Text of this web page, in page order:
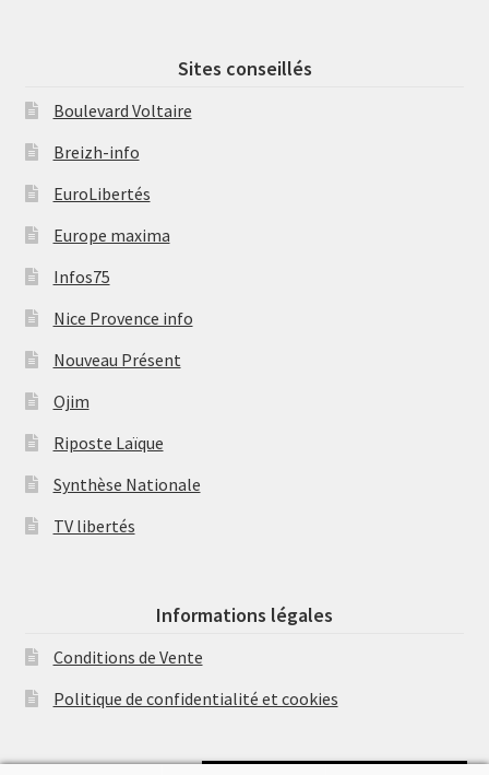
Sites conseillés
Boulevard Voltaire
Breizh-info
EuroLibertés
Europe maxima
Infos75
Nice Provence info
Nouveau Présent
Ojim
Riposte Laïque
Synthèse Nationale
TV libertés
Informations légales
Conditions de Vente
Politique de confidentialité et cookies